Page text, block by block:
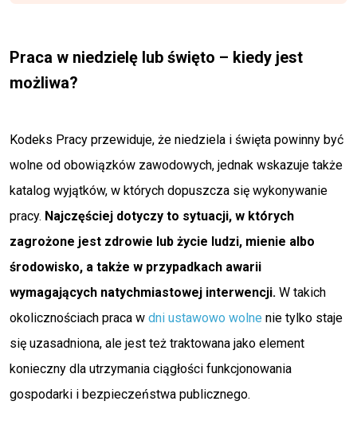
Praca w niedzielę lub święto – kiedy jest
możliwa?
Kodeks Pracy przewiduje, że niedziela i święta powinny być
wolne od obowiązków zawodowych, jednak wskazuje także
katalog wyjątków, w których dopuszcza się wykonywanie
pracy. Najczęściej dotyczy to sytuacji, w których
zagrożone jest zdrowie lub życie ludzi, mienie albo
środowisko, a także w przypadkach awarii
wymagających natychmiastowej interwencji. W takich
okolicznościach praca w dni ustawowo wolne nie tylko staje
się uzasadniona, ale jest też traktowana jako element
konieczny dla utrzymania ciągłości funkcjonowania
gospodarki i bezpieczeństwa publicznego.